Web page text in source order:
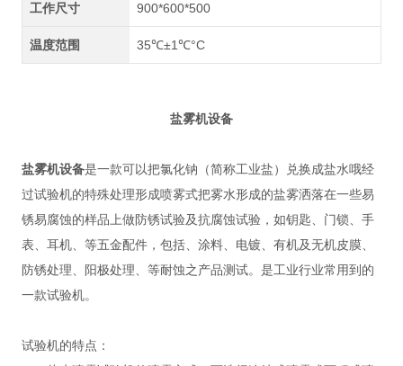
工作尺寸 900*600*500
温度范围 35℃±1℃°C
盐雾机设备
盐雾机设备是一款可以把氯化钠（简称工业盐）兑换成盐水哦经
过试验机的特殊处理形成喷雾式把雾水形成的盐雾洒落在一些易
锈易腐蚀的样品上做防锈试验及抗腐蚀试验，如钥匙、门锁、手
表、耳机、等五金配件，包括、涂料、电镀、有机及无机皮膜、
防锈处理、阳极处理、等耐蚀之产品测试。是工业行业常用到的
一款试验机。
试验机的特点：